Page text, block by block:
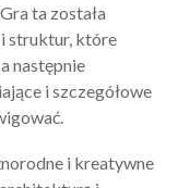
ta została
struktur, które
następnie
i szczegółowe
i kreatywne